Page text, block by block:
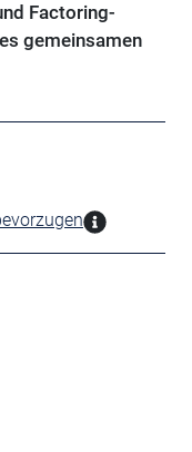
Factoring-
gemeinsamen